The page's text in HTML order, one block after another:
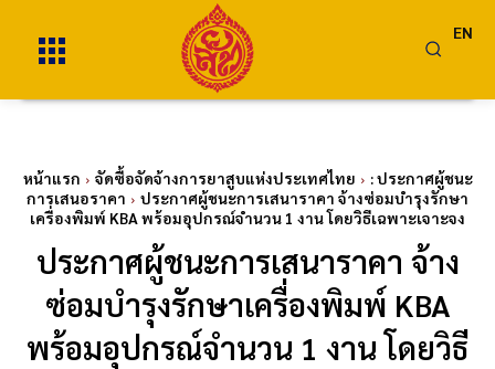
EN
หน้าแรก จัดซื้อจัดจ้างการยาสูบแห่งประเทศไทย
: ประกาศผู้ชนะ
การเสนอราคา
ประกาศผู้ชนะการเสนาราคา จ้างซ่อมบำรุงรักษา
เครื่องพิมพ์ KBA พร้อมอุปกรณ์จำนวน 1 งาน โดยวิธีเฉพาะเจาะจง
ประกาศผู้ชนะการเสนาราคา จ้าง
ซ่อมบำรุงรักษาเครื่องพิมพ์ KBA
พร้อมอุปกรณ์จำนวน 1 งาน โดยวิธี